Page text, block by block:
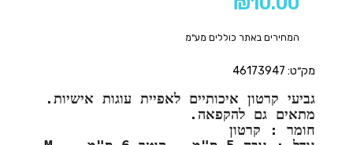
המחירים באתר כוללים מע"מ
מק״ט: 46173947
גביעי קרטון איכותיים לאפיית עוגות אישיות.
מתאים גם להקפאה.
חומר : קרטון